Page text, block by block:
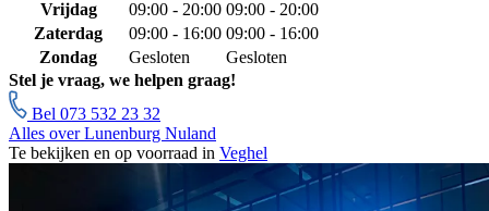
Vrijdag
09:00 - 20:00 09:00 - 20:00
Zaterdag
09:00 - 16:00 09:00 - 16:00
Zondag
Gesloten
Gesloten
Stel je vraag, we helpen graag!
Bel 073 532 23 32
Alles over Lunenburg Nuland
Te bekijken en op voorraad in Veghel